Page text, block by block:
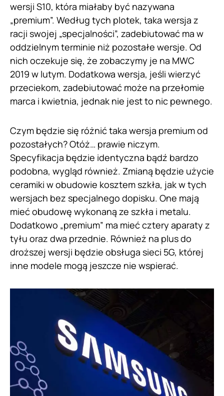
wersji S10, która miałaby być nazywana
„premium”. Według tych plotek, taka wersja z
racji swojej „specjalności”, zadebiutować ma w
oddzielnym terminie niż pozostałe wersje. Od
nich oczekuje się, że zobaczymy je na MWC
2019 w lutym. Dodatkowa wersja, jeśli wierzyć
przeciekom, zadebiutować może na przełomie
marca i kwietnia, jednak nie jest to nic pewnego.
Czym będzie się różnić taka wersja premium od
pozostałych? Otóż… prawie niczym.
Specyfikacja będzie identyczna bądź bardzo
podobna, wygląd również. Zmianą będzie użycie
ceramiki w obudowie kosztem szkła, jak w tych
wersjach bez specjalnego dopisku. One mają
mieć obudowę wykonaną ze szkła i metalu.
Dodatkowo „premium” ma mieć cztery aparaty z
tyłu oraz dwa przednie. Również na plus do
droższej wersji będzie obsługa sieci 5G, której
inne modele mogą jeszcze nie wspierać.